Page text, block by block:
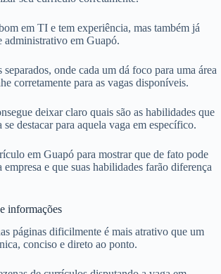
em TI e tem experiência, mas também já
administrativo em Guapó.
onde cada um dá foco para uma área
corretamente para as vagas disponíveis.
deixar claro quais são as habilidades que
se destacar para aquela vaga em específico.
em Guapó para mostrar que de fato pode
e que suas habilidades farão diferença
páginas dificilmente é mais atrativo que um
conciso e direto ao ponto.